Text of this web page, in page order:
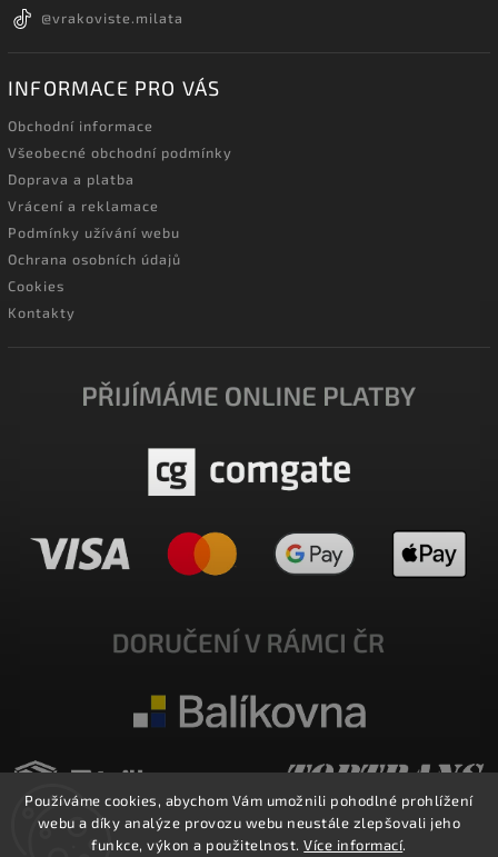
Používáme cookies, abychom Vám umožnili pohodlné prohlížení
webu a díky analýze provozu webu neustále zlepšovali jeho
funkce, výkon a použitelnost.Více informací.
@vrakoviste.milata
INFORMACE PRO VÁS
Obchodní informace
Všeobecné obchodní podmínky
Doprava a platba
Vrácení a reklamace
Podmínky užívání webu
Ochrana osobních údajů
Cookies
Kontakty